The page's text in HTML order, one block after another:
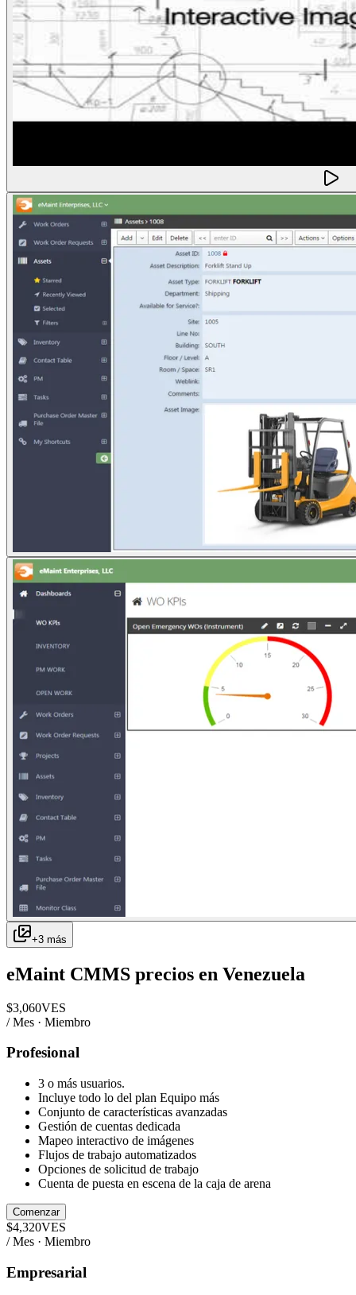
+3 más
eMaint CMMS precios en Venezuela
$3,060VES
/ Mes · Miembro
Profesional
3 o más usuarios.
Incluye todo lo del plan Equipo más
Conjunto de características avanzadas
Gestión de cuentas dedicada
Mapeo interactivo de imágenes
Flujos de trabajo automatizados
Opciones de solicitud de trabajo
Cuenta de puesta en escena de la caja de arena
Comenzar
$4,320VES
/ Mes · Miembro
Empresarial